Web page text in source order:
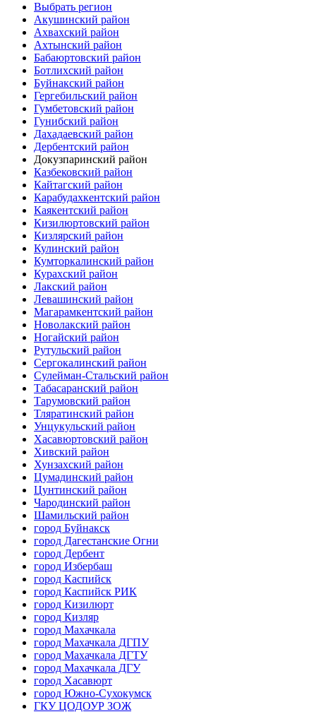
Выбрать регион
Акушинский район
Ахвахский район
Ахтынский район
Бабаюртовский район
Ботлихский район
Буйнакский район
Гергебильский район
Гумбетовский район
Гунибский район
Дахадаевский район
Дербентский район
Докузпаринский район
Казбековский район
Кайтагский район
Карабудахкентский район
Каякентский район
Кизилюртовский район
Кизлярский район
Кулинский район
Кумторкалинский район
Курахский район
Лакский район
Левашинский район
Магарамкентский район
Новолакский район
Ногайский район
Рутульский район
Сергокалинский район
Сулейман-Стальский район
Табасаранский район
Тарумовский район
Тляратинский район
Унцукульский район
Хасавюртовский район
Хивский район
Хунзахский район
Цумадинский район
Цунтинский район
Чародинский район
Шамильский район
город Буйнакск
город Дагестанские Огни
город Дербент
город Избербаш
город Каспийск
город Каспийск РИК
город Кизилюрт
город Кизляр
город Махачкала
город Махачкала ДГПУ
город Махачкала ДГТУ
город Махачкала ДГУ
город Хасавюрт
город Южно-Сухокумск
ГКУ ЦОДОУР ЗОЖ